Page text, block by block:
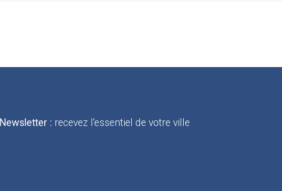
Newsletter : recevez l'essentiel de votre ville